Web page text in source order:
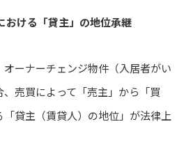
ける「貸主」の地位承継
ーナーチェンジ物件（入居者がい
売買によって「売主」から「買
貸主（賃貸人）の地位」が法律上